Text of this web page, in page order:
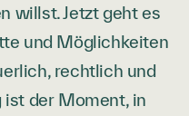
willst. Jetzt geht es
und Möglichkeiten
rechtlich und
ist der Moment, in